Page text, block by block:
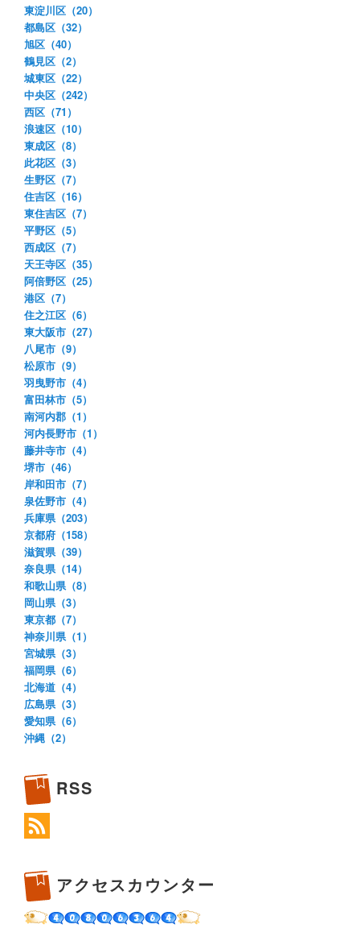
東淀川区（20）
都島区（32）
旭区（40）
鶴見区（2）
城東区（22）
中央区（242）
西区（71）
浪速区（10）
東成区（8）
此花区（3）
生野区（7）
住吉区（16）
東住吉区（7）
平野区（5）
西成区（7）
天王寺区（35）
阿倍野区（25）
港区（7）
住之江区（6）
東大阪市（27）
八尾市（9）
松原市（9）
羽曳野市（4）
富田林市（5）
南河内郡（1）
河内長野市（1）
藤井寺市（4）
堺市（46）
岸和田市（7）
泉佐野市（4）
兵庫県（203）
京都府（158）
滋賀県（39）
奈良県（14）
和歌山県（8）
岡山県（3）
東京都（7）
神奈川県（1）
宮城県（3）
福岡県（6）
北海道（4）
広島県（3）
愛知県（6）
沖縄（2）
RSS
アクセスカウンター